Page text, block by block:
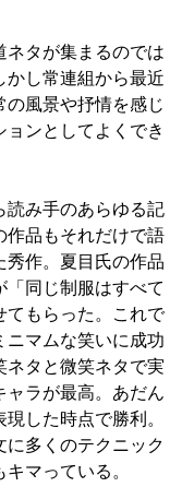
ネタが集まるのでは
かし常連組から最近
風景や抒情を感じ
ンとしてよくでき
読み手のあらゆる記
作品もそれだけで語
秀作。夏目氏の作品
「同じ制服はすべて
てもらった。これで
ニマムな笑いに成功
ネタと微笑ネタで実
ャラが最高。あだん
した時点で勝利。
多くのテクニック
マっている。